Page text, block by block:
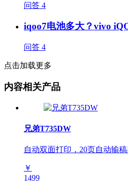
问答 4
iqoo7电池多大？vivo
问答 4
点击加载更多
内容相关产品
兄弟T735DW
自动双面打印，20页自动输
￥
1499